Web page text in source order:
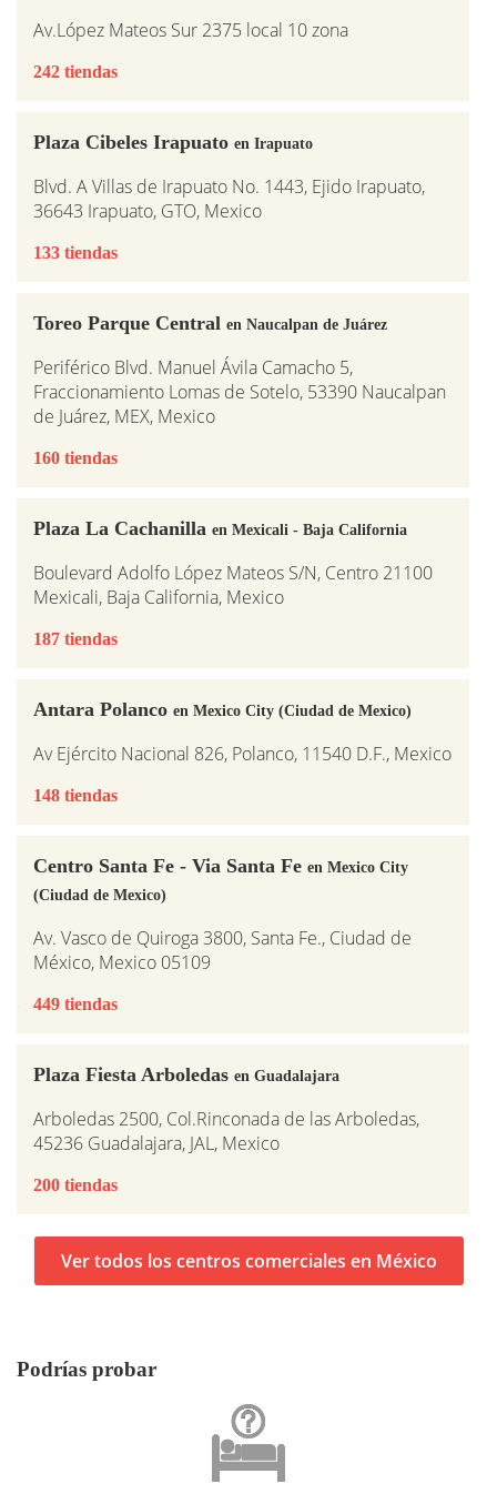
Av.López Mateos Sur 2375 local 10 zona
242 tiendas
Plaza Cibeles Irapuato en Irapuato
Blvd. A Villas de Irapuato No. 1443, Ejido Irapuato,
36643 Irapuato, GTO, Mexico
133 tiendas
Toreo Parque Central en Naucalpan de Juárez
Periférico Blvd. Manuel Ávila Camacho 5,
Fraccionamiento Lomas de Sotelo, 53390 Naucalpan
de Juárez, MEX, Mexico
160 tiendas
Plaza La Cachanilla en Mexicali - Baja California
Boulevard Adolfo López Mateos S/N, Centro 21100
Mexicali, Baja California, Mexico
187 tiendas
Antara Polanco en Mexico City (Ciudad de Mexico)
Av Ejército Nacional 826, Polanco, 11540 D.F., Mexico
148 tiendas
Centro Santa Fe - Via Santa Fe en Mexico City
(Ciudad de Mexico)
Av. Vasco de Quiroga 3800, Santa Fe., Ciudad de
México, Mexico 05109
449 tiendas
Plaza Fiesta Arboledas en Guadalajara
Arboledas 2500, Col.Rinconada de las Arboledas,
45236 Guadalajara, JAL, Mexico
200 tiendas
Ver todos los centros comerciales en México
Podrías probar